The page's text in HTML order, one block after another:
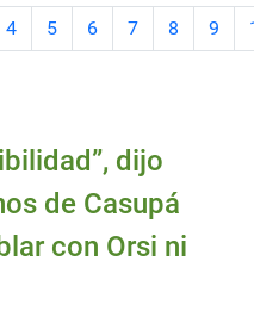
4 5 6 7 8 9
dijo
de Casupá
con Orsi ni